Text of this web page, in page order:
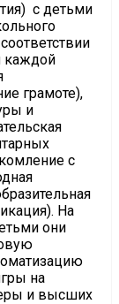
с детьми
каждой
грамоте),
и
с
На
они
на
и высших